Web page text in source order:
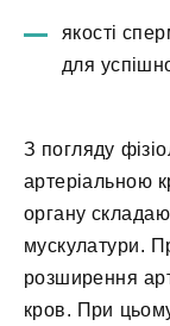
якості
для
З погляду
артеріальною
органу
мускулатури.
розширення
кров. При